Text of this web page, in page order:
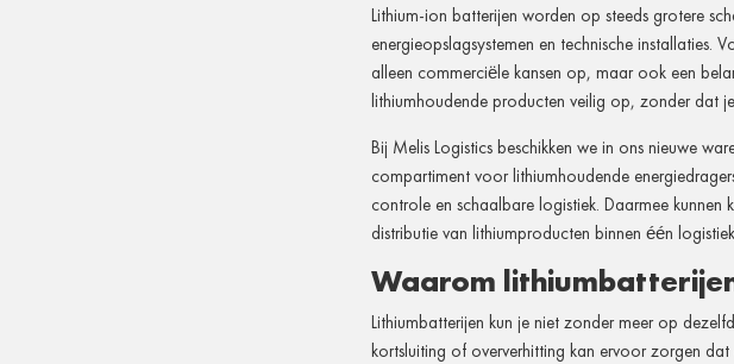
Lithium-ion batterijen worden op steeds grotere
energieopslagsystemen en technische
alleen commerciële kansen op, maar ook een
lithiumhoudende producten veilig op, zonder dat
Bij Melis Logistics beschikken we in ons nieuwe
compartiment voor lithiumhoudende
controle en schaalbare logistiek. Daarmee
distributie van lithiumproducten binnen één
Waarom
Lithiumbatterijen kun je niet zonder meer op
kortsluiting of oververhitting kan ervoor zorgen